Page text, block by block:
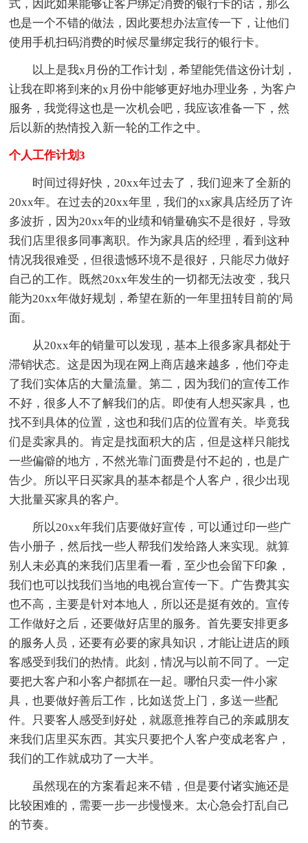
式，因此如果能够让客户绑定消费的银行卡的话，那么
也是一个不错的做法，因此要想办法宣传一下，让他们
使用手机扫码消费的时候尽量绑定我行的银行卡。
以上是我x月份的工作计划，希望能凭借这份计划，
让我在即将到来的x月份中能够更好地办理业务，为客户
服务，我觉得这也是一次机会吧，我应该准备一下，然
后以新的热情投入新一轮的工作之中。
个人工作计划3
时间过得好快，20xx年过去了，我们迎来了全新的
20xx年。在过去的20xx年里，我们的xx家具店经历了许
多波折，因为20xx年的业绩和销量确实不是很好，导致
我们店里很多同事离职。作为家具店的经理，看到这种
情况我很难受，但很遗憾环境不是很好，只能尽力做好
自己的工作。既然20xx年发生的一切都无法改变，我只
能为20xx年做好规划，希望在新的一年里扭转目前的'局
面。
从20xx年的销量可以发现，基本上很多家具都处于
滞销状态。这是因为现在网上商店越来越多，他们夺走
了我们实体店的大量流量。第二，因为我们的宣传工作
不好，很多人不了解我们的店。即使有人想买家具，也
找不到具体的位置，这也和我们店的位置有关。毕竟我
们是卖家具的。肯定是找面积大的店，但是这样只能找
一些偏僻的地方，不然光靠门面费是付不起的，也是广
告少。所以平日买家具的基本都是个人客户，很少出现
大批量买家具的客户。
所以20xx年我们店要做好宣传，可以通过印一些广
告小册子，然后找一些人帮我们发给路人来实现。就算
别人未必真的来我们店里看一看，至少也会留下印象，
我们也可以找我们当地的电视台宣传一下。广告费其实
也不高，主要是针对本地人，所以还是挺有效的。宣传
工作做好之后，还要做好店里的服务。首先要安排更多
的服务人员，还要有必要的家具知识，才能让进店的顾
客感受到我们的热情。此刻，情况与以前不同了。一定
要把大客户和小客户都抓在一起。哪怕只卖一件小家
具，也要做好善后工作，比如送货上门，多送一些配
件。只要客人感受到好处，就愿意推荐自己的亲戚朋友
来我们店里买东西。其实只要把个人客户变成老客户，
我们的工作就成功了一大半。
虽然现在的方案看起来不错，但是要付诸实施还是
比较困难的，需要一步一步慢慢来。太心急会打乱自己
的节奏。